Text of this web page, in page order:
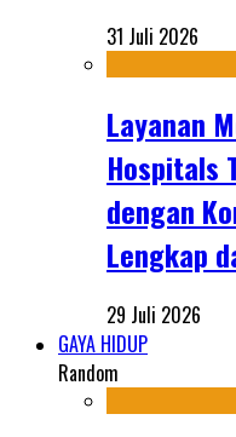
31 Juli 2026
Layanan
Hospitals
dengan
Lengkap
29 Juli 2026
GAYA HIDUP
Random